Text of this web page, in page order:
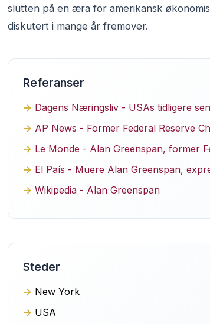
slutten på en æra for amerikansk
diskutert i mange år fremover.
Referanser
Dagens Næringsliv - USAs tidligere
AP News - Former Federal Reserve
Le Monde - Alan Greenspan, former
El País - Muere Alan Greenspan,
Wikipedia - Alan Greenspan
Steder
New York
USA